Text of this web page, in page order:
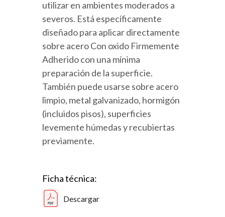
utilizar en ambientes moderados a
severos. Está específicamente
diseñado para aplicar directamente
sobre acero Con oxido Firmemente
Adherido con una mínima
preparación de la superficie.
También puede usarse sobre acero
limpio, metal galvanizado, hormigón
(incluidos pisos), superficies
levemente húmedas y recubiertas
previamente.
Ficha técnica:
Descargar